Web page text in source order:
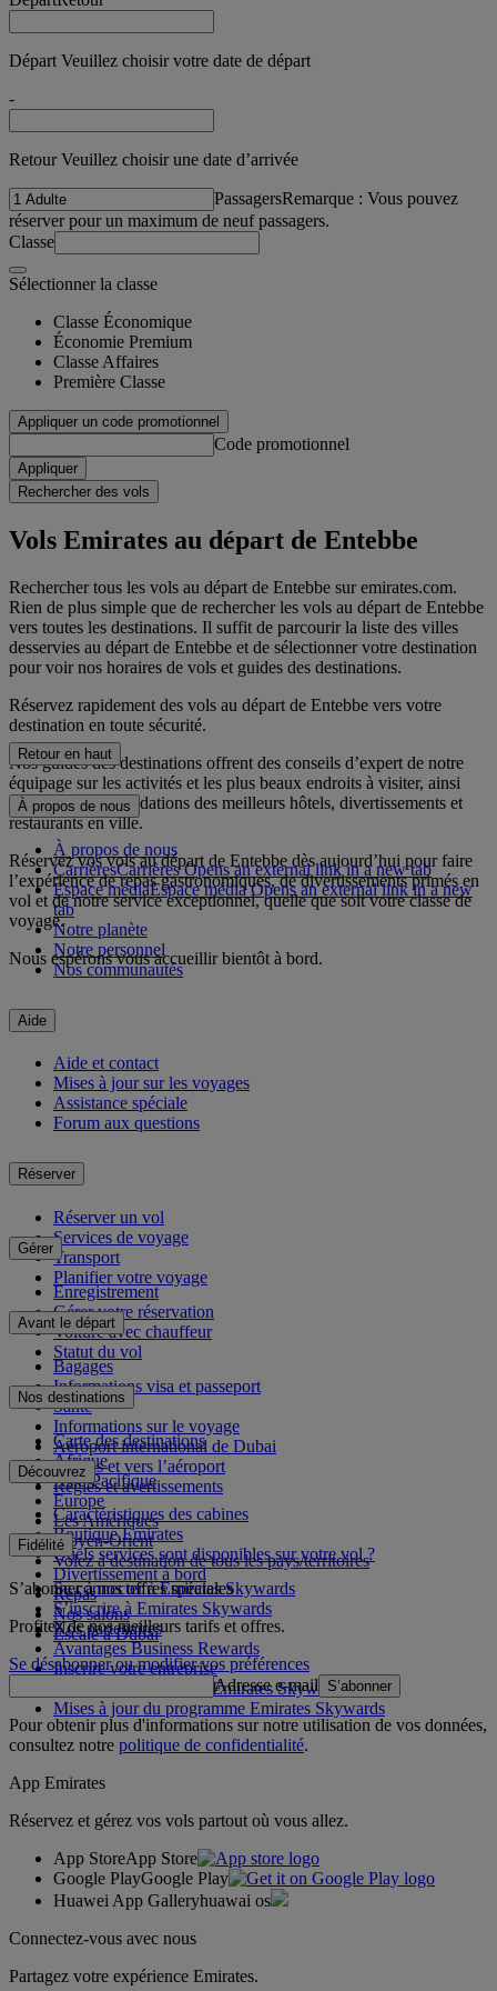
Départ Veuillez choisir votre date de départ
-
Retour Veuillez choisir une date d’arrivée
PassagersRemarque : Vous pouvez
réserver pour un maximum de neuf passagers.
Classe
Sélectionner la classe
Classe Économique
Économie Premium
Classe Affaires
Première Classe
Appliquer un code promotionnel
Code promotionnel
Appliquer
Rechercher des vols
Vols Emirates au départ de Entebbe
Rechercher tous les vols au départ de Entebbe sur emirates.com.
Rien de plus simple que de rechercher les vols au départ de Entebbe
vers toutes les destinations. Il suffit de parcourir la liste des villes
desservies au départ de Entebbe et de sélectionner votre destination
pour voir nos horaires de vols et guides des destinations.
Réservez rapidement des vols au départ de Entebbe vers votre
destination en toute sécurité.
Nos guides des destinations offrent des conseils d’expert de notre
équipage sur les activités et les plus beaux endroits à visiter, ainsi
que des recommandations des meilleurs hôtels, divertissements et
restaurants en ville.
Réservez vos vols au départ de Entebbe dès aujourd’hui pour faire
l’expérience de repas gastronomiques, de divertissements primés en
vol et de notre service exceptionnel, quelle que soit votre classe de
voyage.
Nous espérons vous accueillir bientôt à bord.
Retour en haut
À propos de nous
À propos de nous
CarrièresCarrières Opens an external link in a new tab
Espace médiaEspace média Opens an external link in a new
tab
Notre planète
Notre personnel
Nos communautés
Aide
Aide et contact
Mises à jour sur les voyages
Assistance spéciale
Forum aux questions
Réserver
Réserver un vol
Services de voyage
Transport
Planifier votre voyage
Gérer
Enregistrement
Gérer votre réservation
Voiture avec chauffeur
Statut du vol
Avant le départ
Bagages
Informations visa et passeport
Santé
Informations sur le voyage
Aéroport international de Dubai
Depuis et vers l’aéroport
Règles et avertissements
Nos destinations
Carte des destinations
Afrique
Asie-Pacifique
Europe
Les Amériques
Moyen-Orient
Volez à destination de tous les pays/territoires
Découvrez
Caractéristiques des cabines
Boutique Emirates
Quels services sont disponibles sur votre vol ?
Divertissement à bord
Repas
Nos salons
Escale à Dubai
Fidélité
Se connecter à Emirates Skywards
S’inscrire à Emirates Skywards
Nos partenaires
Avantages Business Rewards
Inscrire votre entreprise
Règles du programme Emirates Skywards
Mises à jour du programme Emirates Skywards
S’abonner à nos offres spéciales
Profitez de nos meilleurs tarifs et offres.
Se désabonner ou modifier vos préférences
Adresse e-mail S’abonner
Pour obtenir plus d'informations sur notre utilisation de vos données,
consultez notre politique de confidentialité.
App Emirates
Réservez et gérez vos vols partout où vous allez.
App StoreApp Store
Google PlayGoogle Play
Huawei App Galleryhuawai os
Connectez-vous avec nous
Partagez votre expérience Emirates.